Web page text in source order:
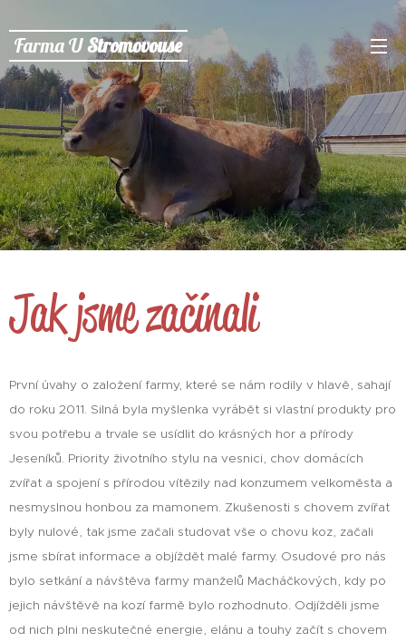
Farma UStromovouse
Jak jsme začínali
První úvahy o založení farmy, které se nám rodily v hlavě, sahají
do roku 2011. Silná byla myšlenka vyrábět si vlastní produkty pro
svou potřebu a trvale se usídlit do krásných hor a přírody
Jeseníků. Priority životního stylu na vesnici, chov domácích
zvířat a spojení s přírodou vítězily nad konzumem velkoměsta a
nesmyslnou honbou za mamonem. Zkušenosti s chovem zvířat
byly nulové, tak jsme začali studovat vše o chovu koz, začali
jsme sbírat informace a objíždět malé farmy. Osudové pro nás
bylo setkání a návštěva farmy manželů Macháčkových, kdy po
jejich návštěvě na kozí farmě bylo rozhodnuto. Odjížděli jsme
od nich plni neskutečné energie, elánu a touhy začít s chovem